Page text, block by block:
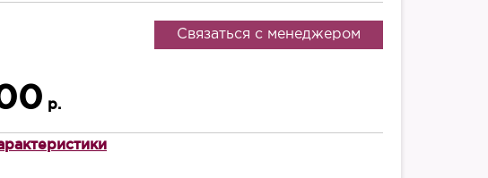
р.
Связаться с менеджером